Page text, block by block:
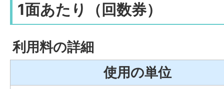
1面あたり（回数券）
利用料の詳細
使用の単位